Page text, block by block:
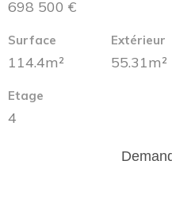
698 500 €
Surface
114.4m²
Extérieur
55.31m²
Etage
4